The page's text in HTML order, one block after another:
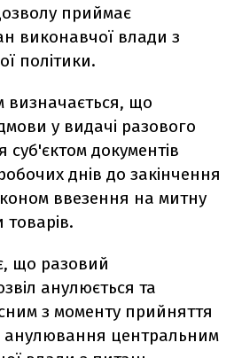
приймає
виконавчої влади з
політики.
визначається, що
у видачі разового
документів
днів до закінчення
ввезення на митну
товарів.
що разовий
анулюється та
з моменту прийняття
анулювання центральним